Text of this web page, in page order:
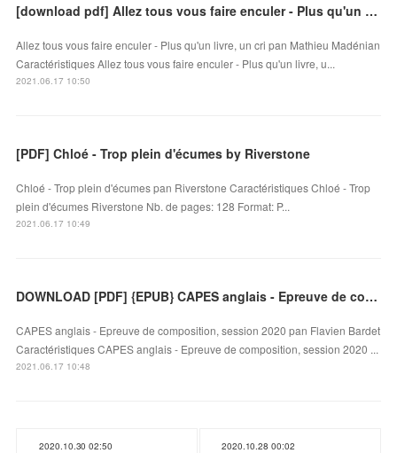
[download pdf] Allez tous vous faire enculer - Plus qu'un livre, un cri
Allez tous vous faire enculer - Plus qu'un livre, un cri pan Mathieu Madénian
Caractéristiques Allez tous vous faire enculer - Plus qu'un livre, u...
2021.06.17 10:50
[PDF] Chloé - Trop plein d'écumes by Riverstone
Chloé - Trop plein d'écumes pan Riverstone Caractéristiques Chloé - Trop
plein d'écumes Riverstone Nb. de pages: 128 Format: P...
2021.06.17 10:49
DOWNLOAD [PDF] {EPUB} CAPES anglais - Epreuve de composition, session 2020
CAPES anglais - Epreuve de composition, session 2020 pan Flavien Bardet
Caractéristiques CAPES anglais - Epreuve de composition, session 2020 ...
2021.06.17 10:48
2020.10.30 02:50 2020.10.28 00:02